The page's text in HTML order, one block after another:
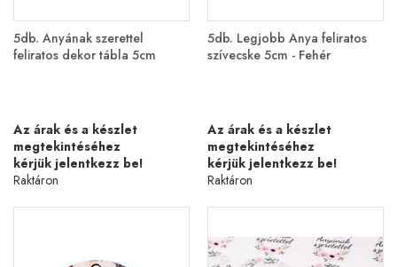
5db. Anyának szerettel
feliratos dekor tábla 5cm
Az árak és a készlet
megtekintéséhez
kérjük jelentkezz be!
Raktáron
5db. Legjobb Anya feliratos
szívecske 5cm - Fehér
Az árak és a készlet
megtekintéséhez
kérjük jelentkezz be!
Raktáron